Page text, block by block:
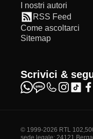
I nostri autori
RSS Feed
Come ascoltarci
Sitemap
Scrivici &
© 1999-2026 RTL
sede legale: 24121